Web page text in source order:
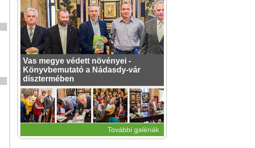
Vas megye védett növényei -
Könyvbemutató a Nádasdy-vár
dísztermében
További galériák